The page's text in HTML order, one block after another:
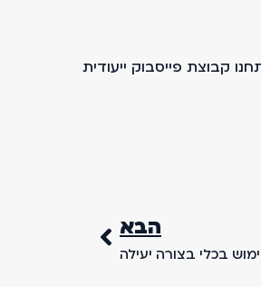
קבוצת פייסבוק ייעודית
הבא